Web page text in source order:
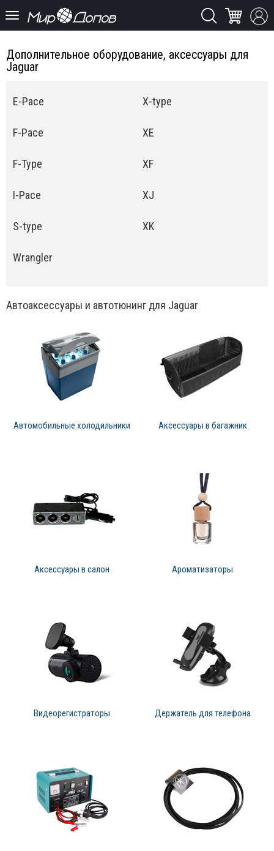
Дополнительное оборудование, аксессуары для
Jaguar
E-Pace
F-Pace
F-Type
I-Pace
S-type
Wrangler
X-type
XE
XF
XJ
XK
Автоаксессуары и автотюнинг для Jaguar
Автомобильные холодильники Аксессуары в багажник
Аксессуары в салон Ароматизаторы
Видеорегистраторы Держатель для телефона